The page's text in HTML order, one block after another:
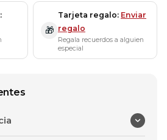
🎁
Tarjeta regalo Enviar
regalo
Regala recuerdos a alguien
especial